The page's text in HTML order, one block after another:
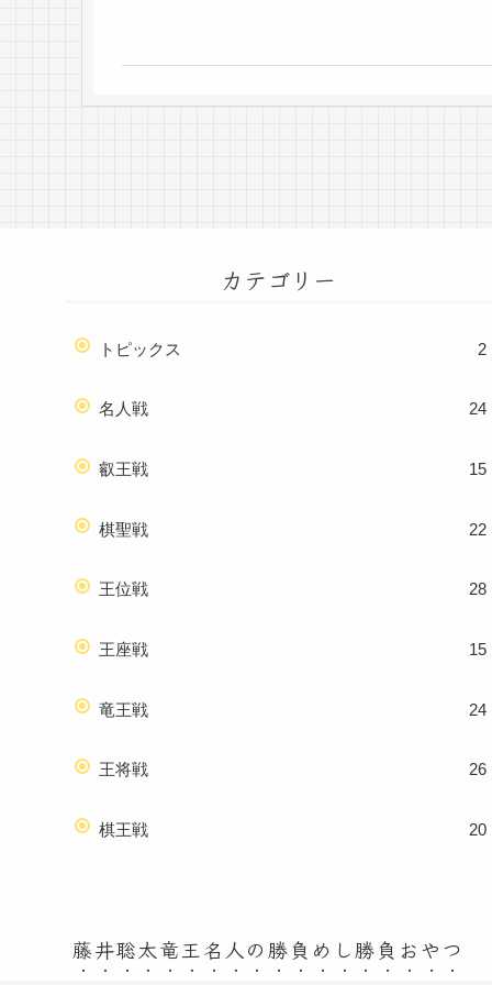
カテゴリー
トピックス 2
名人戦 24
叡王戦 15
棋聖戦 22
王位戦 28
王座戦 15
竜王戦 24
王将戦 26
棋王戦 20
藤井聡太竜王名人の勝負めし勝負おやつ